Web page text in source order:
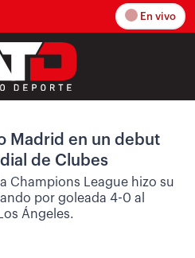
En vivo
Madrid en un debut
de Clubes
Champions League hizo su
por goleada 4-0 al
Ángeles.